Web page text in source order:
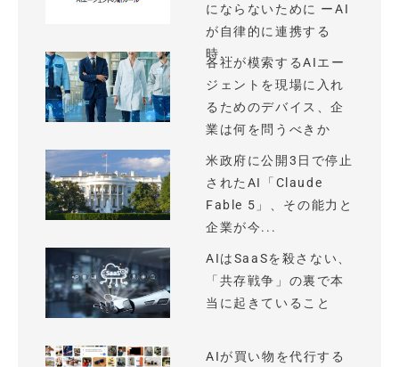
にならないために ーAI
が自律的に連携する
時...
各社が模索するAIエー
ジェントを現場に入れ
るためのデバイス、企
業は何を問うべきか
米政府に公開3日で停止
されたAI「Claude
Fable 5」、その能力と
企業が今...
AIはSaaSを殺さない、
「共存戦争」の裏で本
当に起きていること
AIが買い物を代行する